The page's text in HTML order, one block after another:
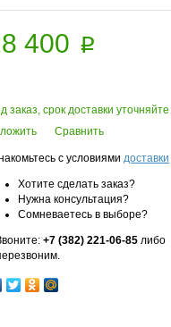
400 p
заказ, срок доставки уточняйте
Сравнить
с условиями доставки
Хотите сделать заказ?
Нужна консультация?
Сомневаетесь в выборе?
+7 (382) 221-06-85 либо